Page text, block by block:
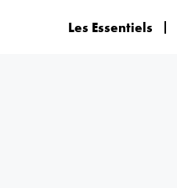
Les Essentiels